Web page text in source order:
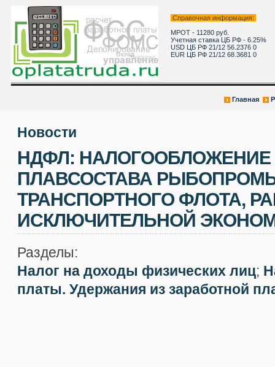
Справочная информация:
МРОТ - 11280 руб.
Учетная ставка ЦБ РФ - 6.25%
USD ЦБ РФ 21/12 56.2376 0
EUR ЦБ РФ 21/12 68.3681 0
Главная
Новости
НДФЛ: НАЛОГООБЛОЖЕНИЕ
ПЛАВСОСТАВА
ТРАНСПОРТНОГО ФЛОТА,
ИСКЛЮЧИТЕЛЬНОЙ
Разделы:
Налог на доходы физических лиц;
платы. Удержания из заработной